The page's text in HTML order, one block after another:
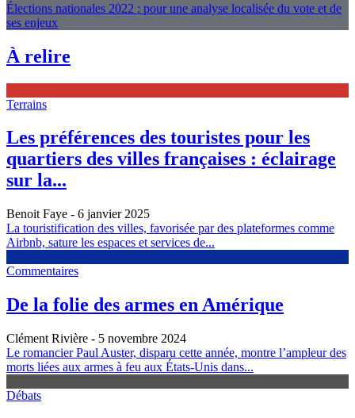
Élections nationales 2022 : pour une analyse localisée du vote et de
ses enjeux
À relire
Terrains
Les préférences des touristes pour les
quartiers des villes françaises : éclairage
sur la...
Benoit Faye - 6 janvier 2025
La touristification des villes, favorisée par des plateformes comme
Airbnb, sature les espaces et services de...
Commentaires
De la folie des armes en Amérique
Clément Rivière - 5 novembre 2024
Le romancier Paul Auster, disparu cette année, montre l’ampleur des
morts liées aux armes à feu aux États-Unis dans...
Débats